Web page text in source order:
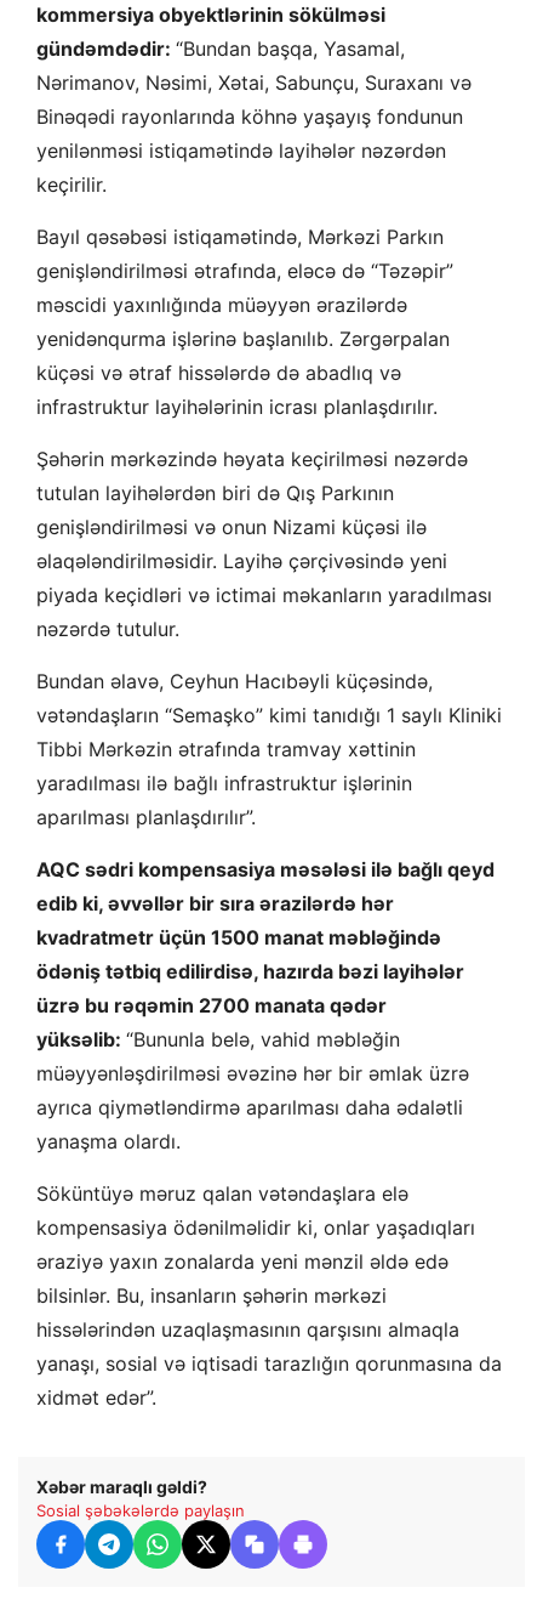
kommersiya obyektlərinin sökülməsi
gündəmdədir: “Bundan başqa, Yasamal,
Nərimanov, Nəsimi, Xətai, Sabunçu, Suraxanı və
Binəqədi rayonlarında köhnə yaşayış fondunun
yenilənməsi istiqamətində layihələr nəzərdən
keçirilir.
Bayıl qəsəbəsi istiqamətində, Mərkəzi Parkın
genişləndirilməsi ətrafında, eləcə də “Təzəpir”
məscidi yaxınlığında müəyyən ərazilərdə
yenidənqurma işlərinə başlanılıb. Zərgərpalan
küçəsi və ətraf hissələrdə də abadlıq və
infrastruktur layihələrinin icrası planlaşdırılır.
Şəhərin mərkəzində həyata keçirilməsi nəzərdə
tutulan layihələrdən biri də Qış Parkının
genişləndirilməsi və onun Nizami küçəsi ilə
əlaqələndirilməsidir. Layihə çərçivəsində yeni
piyada keçidləri və ictimai məkanların yaradılması
nəzərdə tutulur.
Bundan əlavə, Ceyhun Hacıbəyli küçəsində,
vətəndaşların “Semaşko” kimi tanıdığı 1 saylı Kliniki
Tibbi Mərkəzin ətrafında tramvay xəttinin
yaradılması ilə bağlı infrastruktur işlərinin
aparılması planlaşdırılır”.
AQC sədri kompensasiya məsələsi ilə bağlı qeyd
edib ki, əvvəllər bir sıra ərazilərdə hər
kvadratmetr üçün 1500 manat məbləğində
ödəniş tətbiq edilirdisə, hazırda bəzi layihələr
üzrə bu rəqəmin 2700 manata qədər
yüksəlib: “Bununla belə, vahid məbləğin
müəyyənləşdirilməsi əvəzinə hər bir əmlak üzrə
ayrıca qiymətləndirmə aparılması daha ədalətli
yanaşma olardı.
Söküntüyə məruz qalan vətəndaşlara elə
kompensasiya ödənilməlidir ki, onlar yaşadıqları
əraziyə yaxın zonalarda yeni mənzil əldə edə
bilsinlər. Bu, insanların şəhərin mərkəzi
hissələrindən uzaqlaşmasının qarşısını almaqla
yanaşı, sosial və iqtisadi tarazlığın qorunmasına da
xidmət edər”.
Xəbər maraqlı gəldi?
Sosial şəbəkələrdə paylaşın